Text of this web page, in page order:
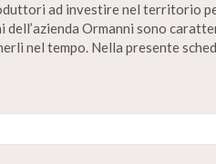
ad investire nel territorio
dell’azienda Ormanni sono
nel tempo. Nella presente